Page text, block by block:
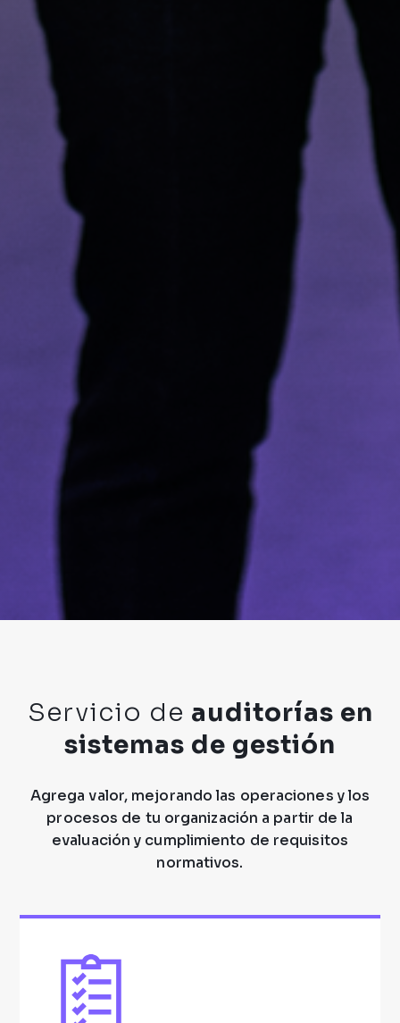
Servicio de auditorías en
sistemas de gestión
Agrega valor, mejorando las operaciones y los
procesos de tu organización a partir de la
evaluación y cumplimiento de requisitos
normativos.